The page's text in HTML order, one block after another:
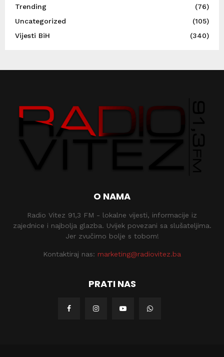
Trending
(76)
Uncategorized
(105)
Vijesti BiH
(340)
O NAMA
Radio Vitez 91,3 FM - lokalne vijesti, informacije iz
zajednice i najbolja glazba. Uvijek povezani sa slušateljima.
Jer zvučimo bolje s tobom!
Kontaktiraj nas: marketing@radiovitez.ba
PRATI NAS